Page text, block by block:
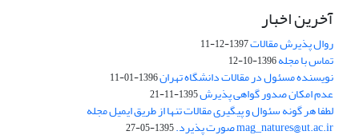
آخرین اخبار
روال پذیرش مقالات1397-12-11
تماس با مجله1396-10-12
نویسنده مسئول در مقالات دانشگاه تهران1396-01-11
عدم امکان صدور گواهی پذیرش1395-11-21
لطفا هر گونه سئوال و پیگیری مقالات تنها از طریق ایمیل مجله
mag_natures@ut.ac.ir صورت پذیرد. 1395-05-27